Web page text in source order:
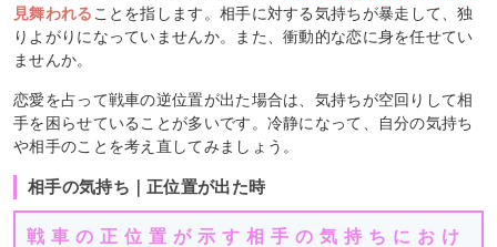
見舞われる ことを指します。相手に対する気持ちが暴走して、独
りよがりになっていませんか。また、衝動的な恋に身を任せてい
ませんか。
恋愛を占って戦車の逆位置が出た場合は、気持ちが空回りして相
手を困らせていることが多いです。冷静になって、自分の気持ち
や相手のことを考え直してみましょう。
相手の気持ち｜正位置が出た時
戦車の正位置が示す相手の気持ちにおけ